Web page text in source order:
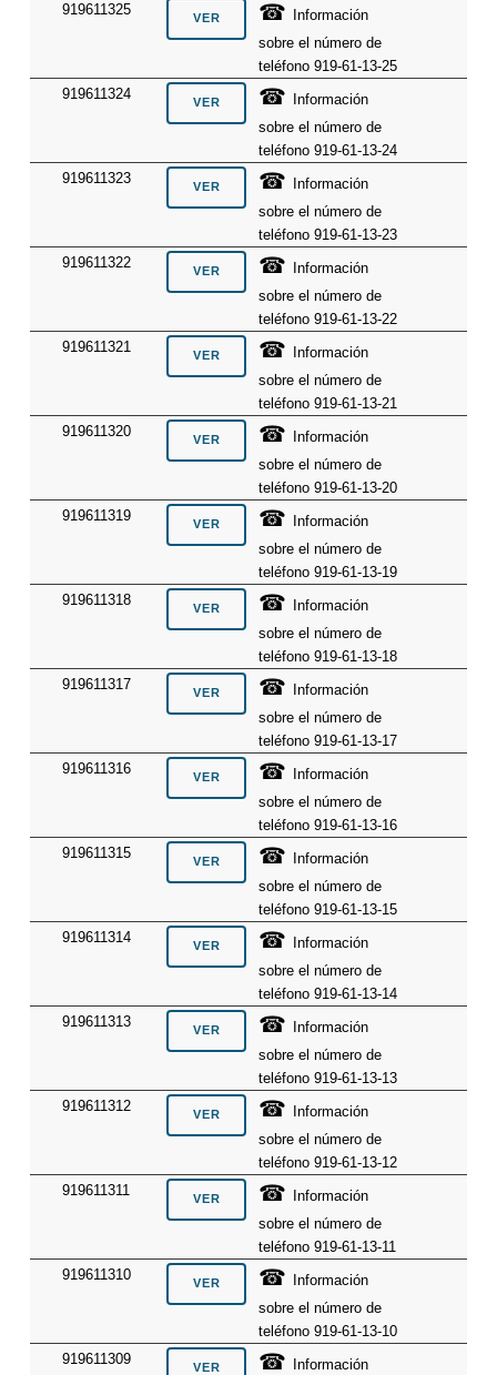
919611325
☎
Información
sobre el número de
teléfono 919-61-13-25
919611324
☎
Información
sobre el número de
teléfono 919-61-13-24
919611323
☎
Información
sobre el número de
teléfono 919-61-13-23
919611322
☎
Información
sobre el número de
teléfono 919-61-13-22
919611321
☎
Información
sobre el número de
teléfono 919-61-13-21
919611320
☎
Información
sobre el número de
teléfono 919-61-13-20
919611319
☎
Información
sobre el número de
teléfono 919-61-13-19
919611318
☎
Información
sobre el número de
teléfono 919-61-13-18
919611317
☎
Información
sobre el número de
teléfono 919-61-13-17
919611316
☎
Información
sobre el número de
teléfono 919-61-13-16
919611315
☎
Información
sobre el número de
teléfono 919-61-13-15
919611314
☎
Información
sobre el número de
teléfono 919-61-13-14
919611313
☎
Información
sobre el número de
teléfono 919-61-13-13
919611312
☎
Información
sobre el número de
teléfono 919-61-13-12
919611311
☎
Información
sobre el número de
teléfono 919-61-13-11
919611310
☎
Información
sobre el número de
teléfono 919-61-13-10
919611309
☎
Información